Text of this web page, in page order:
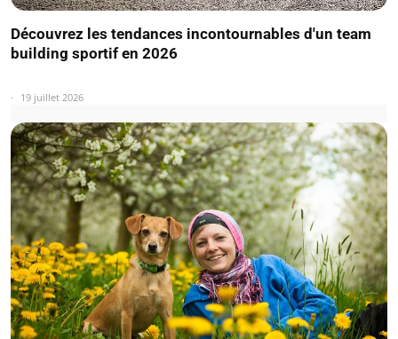
Découvrez les tendances incontournables d'un team
building sportif en 2026
19 juillet 2026